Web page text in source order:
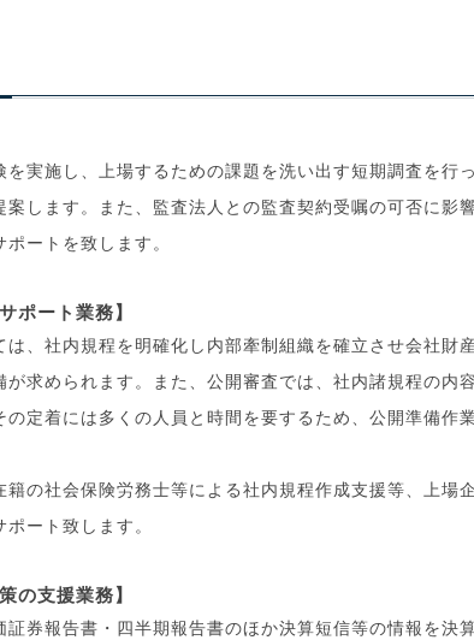
を実施し、上場するための課題を洗い出す短期調査を行
案します。また、監査法人との監査契約受嘱の可否に影
ートを致します。
ポート業務】
は、社内規程を明確化し内部牽制組織を確立させ会社財
が求められます。また、公開審査では、社内諸規程の内
の定着には多くの人員と時間を要するため、公開準備作
籍の社会保険労務士等による社内規程作成支援等、上場
ート致します。
の支援業務】
証券報告書・四半期報告書のほか決算短信等の情報を決